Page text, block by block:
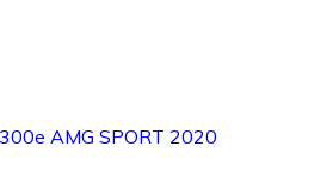
AMG SPORT 2020